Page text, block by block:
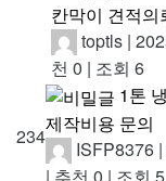
칸막이 견적의
toptls |
천 0 | 조회 6
234
1톤
제작비용 문의
ISFP8376 |